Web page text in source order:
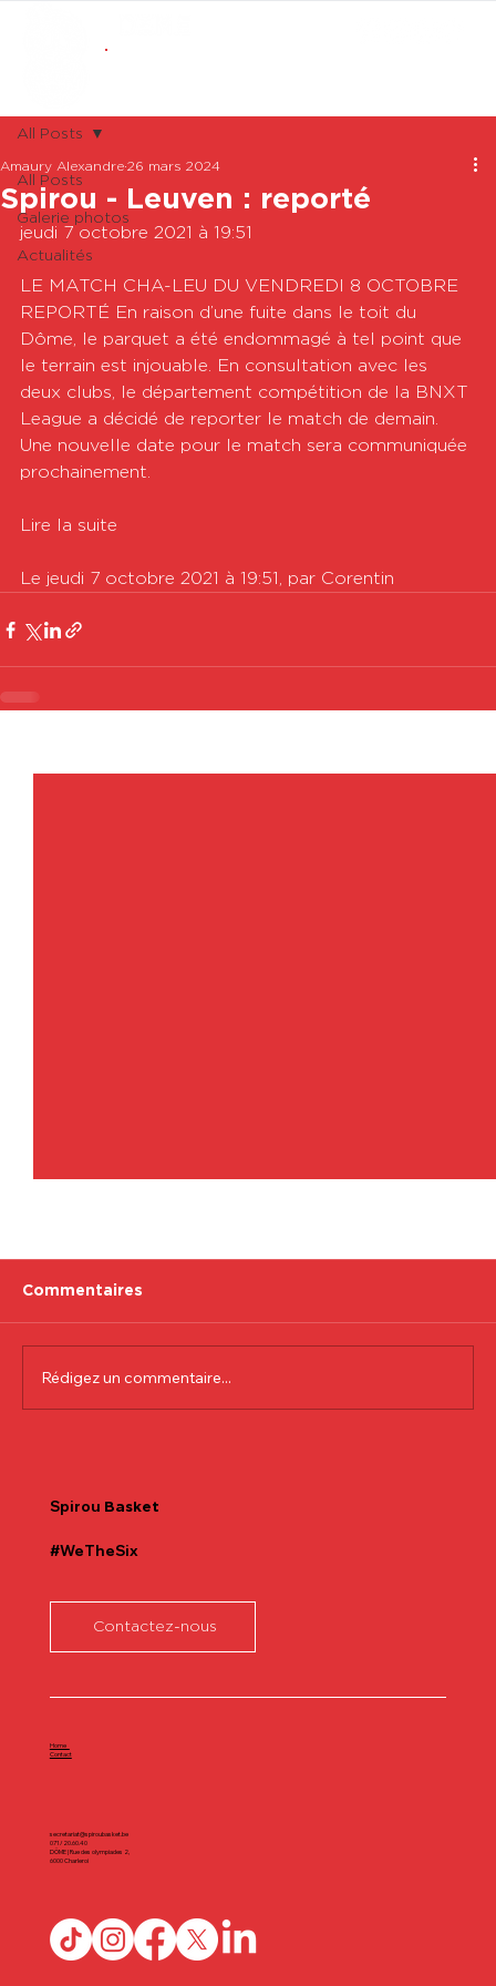
All Posts
Galerie photos
Actualités
All Posts
Spirou - Leuven : reporté
Amaury Alexandre 26 mars 2024
jeudi 7 octobre 2021 à 19:51
LE MATCH CHA-LEU DU VENDREDI 8 OCTOBRE
REPORTÉ En raison d’une fuite dans le toit du
Dôme, le parquet a été endommagé à tel point que
le terrain est injouable. En consultation avec les
deux clubs, le département compétition de la BNXT
League a décidé de reporter le match de demain.
Une nouvelle date pour le match sera communiquée
prochainement.
Lire la suite
Le jeudi 7 octobre 2021 à 19:51, par Corentin
Commentaires
Rédigez un commentaire...
Spirou Basket
#WeTheSix
Contactez-nous
secretariat@spiroubasket.be
071/20.60.40
DÔME | Rue des olympiades 2,
6000 Charleroi
Home
Contact